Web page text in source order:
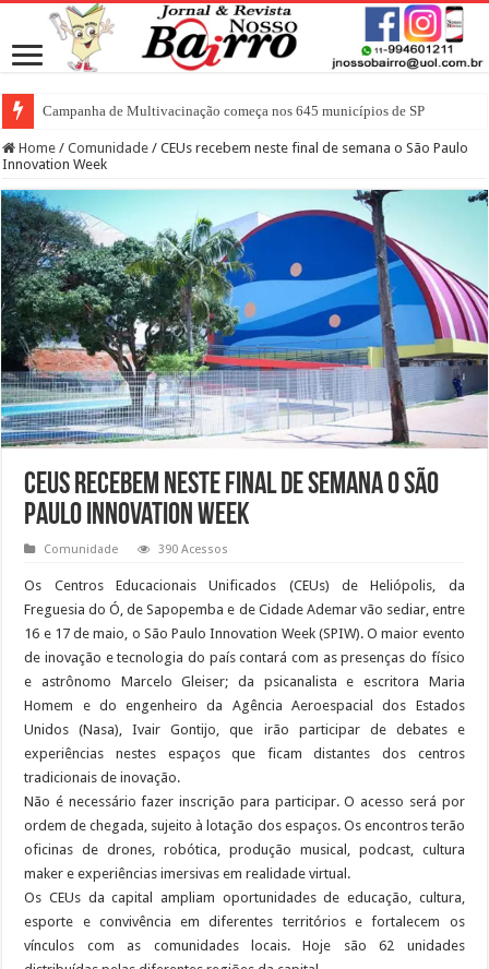
Campanha de Multivacinação começa nos 645 municípios de SP
Home / Comunidade / CEUs recebem neste final de semana o São Paulo
Innovation Week
CEUs recebem neste final de semana o São
Paulo Innovation Week
Comunidade 390 Acessos
Os Centros Educacionais Unificados (CEUs) de Heliópolis, da
Freguesia do Ó, de Sapopemba e de Cidade Ademar vão sediar, entre
16 e 17 de maio, o São Paulo Innovation Week (SPIW). O maior evento
de inovação e tecnologia do país contará com as presenças do físico
e astrônomo Marcelo Gleiser; da psicanalista e escritora Maria
Homem e do engenheiro da Agência Aeroespacial dos Estados
Unidos (Nasa), Ivair Gontijo, que irão participar de debates e
experiências nestes espaços que ficam distantes dos centros
tradicionais de inovação.
Não é necessário fazer inscrição para participar. O acesso será por
ordem de chegada, sujeito à lotação dos espaços. Os encontros terão
oficinas de drones, robótica, produção musical, podcast, cultura
maker e experiências imersivas em realidade virtual.
Os CEUs da capital ampliam oportunidades de educação, cultura,
esporte e convivência em diferentes territórios e fortalecem os
vínculos com as comunidades locais. Hoje são 62 unidades